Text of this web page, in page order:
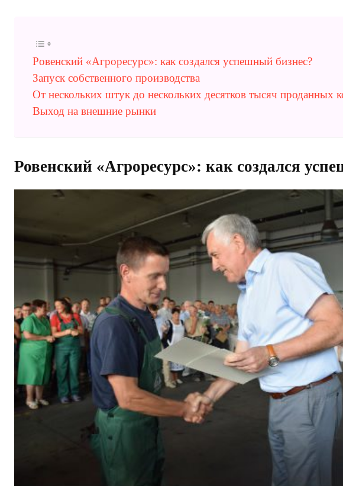
Ровенский «Агроресурс»: как создался успешный бизнес?
Запуск собственного производства
От нескольких штук до нескольких десятков тысяч проданных
Выход на внешние рынки
Ровенский «Агроресурс»: как создался